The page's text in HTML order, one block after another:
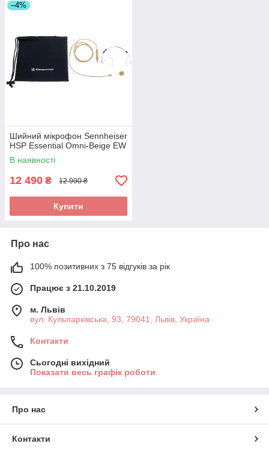
–4%
Шийний мікрофон Sennheiser
HSP Essential Omni-Beige EW
В наявності
12 490 ₴ 12 990 ₴
Купити
Про нас
100% позитивних з 75 відгуків за рік
Працює з 21.10.2019
м. Львів
вул. Кульпарківська, 93, 79041, Львів, Україна
Контакти
Сьогодні вихідний
Показати весь графік роботи
Про нас
Контакти